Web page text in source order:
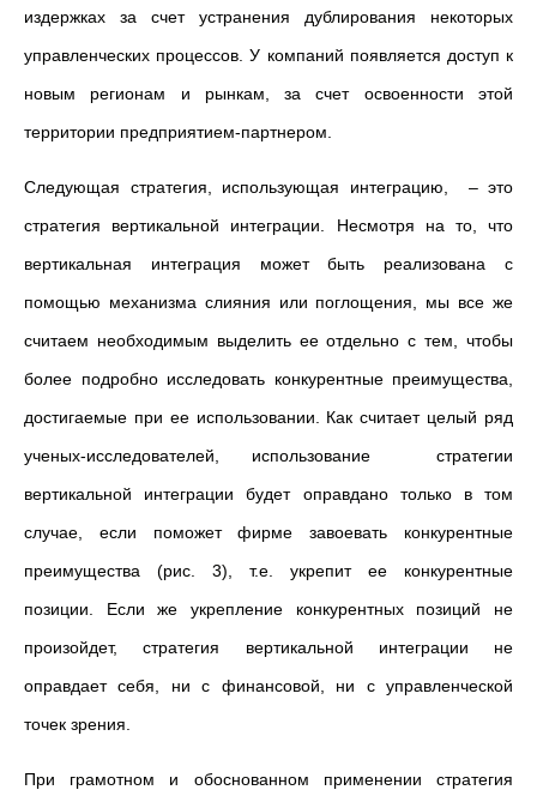
издержках за счет устранения дублирования некоторых
управленческих процессов. У компаний появляется доступ к
новым регионам и рынкам, за счет освоенности этой
территории предприятием-партнером.
Следующая стратегия, использующая интеграцию, – это
стратегия вертикальной интеграции. Несмотря на то, что
вертикальная интеграция может быть реализована с
помощью механизма слияния или поглощения, мы все же
считаем необходимым выделить ее отдельно с тем, чтобы
более подробно исследовать конкурентные преимущества,
достигаемые при ее использовании. Как считает целый ряд
ученых-исследователей, использование стратегии
вертикальной интеграции будет оправдано только в том
случае, если поможет фирме завоевать конкурентные
преимущества (рис. 3), т.е. укрепит ее конкурентные
позиции. Если же укрепление конкурентных позиций не
произойдет, стратегия вертикальной интеграции не
оправдает себя, ни с финансовой, ни с управленческой
точек зрения.
При грамотном и обоснованном применении стратегия